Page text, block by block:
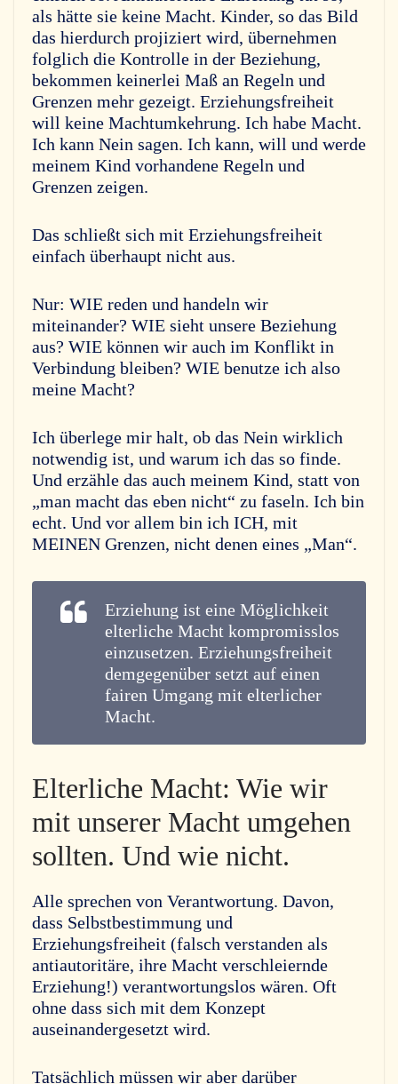
als hätte sie keine Macht. Kinder, so das Bild
das hierdurch projiziert wird, übernehmen
folglich die Kontrolle in der Beziehung,
bekommen keinerlei Maß an Regeln und
Grenzen mehr gezeigt. Erziehungsfreiheit
will keine Machtumkehrung. Ich habe Macht.
Ich kann Nein sagen. Ich kann, will und werde
meinem Kind vorhandene Regeln und
Grenzen zeigen.
Das schließt sich mit Erziehungsfreiheit
einfach überhaupt nicht aus.
Nur: WIE reden und handeln wir
miteinander? WIE sieht unsere Beziehung
aus? WIE können wir auch im Konflikt in
Verbindung bleiben? WIE benutze ich also
meine Macht?
Ich überlege mir halt, ob das Nein wirklich
notwendig ist, und warum ich das so finde.
Und erzähle das auch meinem Kind, statt von
„man macht das eben nicht“ zu faseln. Ich bin
echt. Und vor allem bin ich ICH, mit
MEINEN Grenzen, nicht denen eines „Man“.
Erziehung ist eine Möglichkeit
elterliche Macht kompromisslos
einzusetzen. Erziehungsfreiheit
demgegenüber setzt auf einen
fairen Umgang mit elterlicher
Macht.
Elterliche Macht: Wie wir
mit unserer Macht umgehen
sollten. Und wie nicht.
Alle sprechen von Verantwortung. Davon,
dass Selbstbestimmung und
Erziehungsfreiheit (falsch verstanden als
antiautoritäre, ihre Macht verschleiernde
Erziehung!) verantwortungslos wären. Oft
ohne dass sich mit dem Konzept
auseinandergesetzt wird.
Tatsächlich müssen wir aber darüber